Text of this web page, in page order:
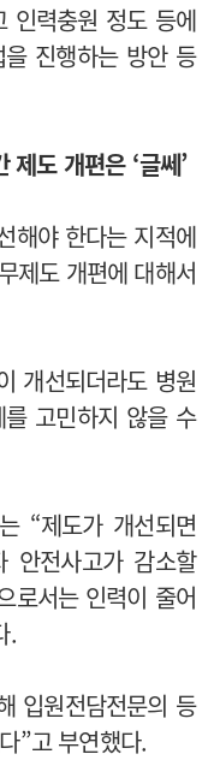
인력충원 정도 등에
진행하는 방안 등
도 개편은 ‘글쎄’
해야 한다는 지적에
제도 개편에 대해서
개선되더라도 병원
고민하지 않을 수
“제도가 개선되면
안전사고가 감소할
로서는 인력이 줄어
.
입원전담전문의 등
”고 부연했다.